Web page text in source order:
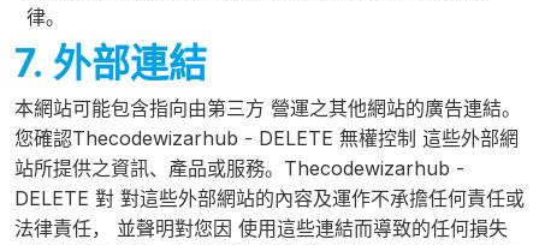
律。
7. 外部連結
本網站可能包含指向由第三方 營運之其他網站的廣告連結。
您確認Thecodewizarhub - DELETE 無權控制 這些外部網
站所提供之資訊、產品或服務。Thecodewizarhub -
DELETE 對 對這些外部網站的內容及運作不承擔任何責任或
法律責任， 並聲明對您因 使用這些連結而導致的任何損失